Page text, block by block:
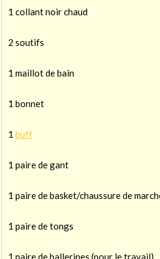
1 collant noir chaud
2 soutifs
1 maillot de bain
1 bonnet
1 buff
1 paire de gant
1 paire de basket/chaussure de
1 paire de tongs
1 paire de ballerines (pour le travail)